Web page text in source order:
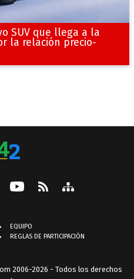
SUV que llega a la
la relación precio-
EQUIPO
REGLAS DE PARTICIPACIÓN
2006-2026 - Todos los derechos